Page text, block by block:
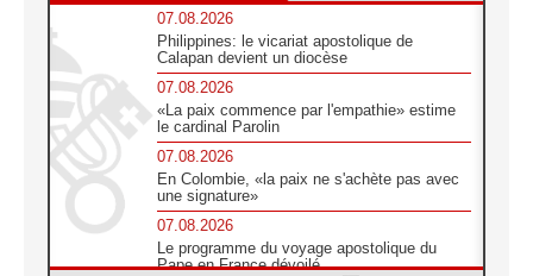
07.08.2026
Philippines: le vicariat apostolique de
Calapan devient un diocèse
07.08.2026
«La paix commence par l'empathie» estime
le cardinal Parolin
07.08.2026
En Colombie, «la paix ne s'achète pas avec
une signature»
07.08.2026
Le programme du voyage apostolique du
Pape en France dévoilé